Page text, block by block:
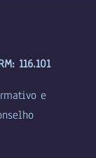
116.101
e